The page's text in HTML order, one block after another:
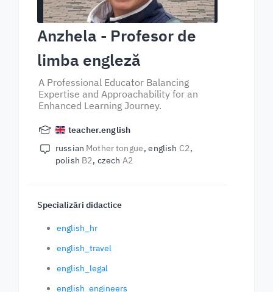
Anzhela - Profesor de
limba engleză
A Professional Educator Balancing
Expertise and Approachability for an
Enhanced Learning Journey.
teacher.english
russian Mother tongue english C2
polish B2 czech A2
Specializări didactice
english_hr
english_travel
english_legal
english_engineers